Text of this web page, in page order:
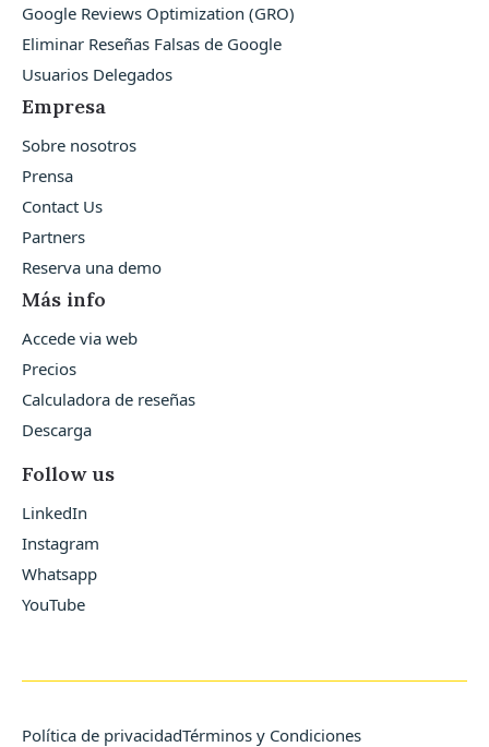
Google Reviews Optimization (GRO)
Eliminar Reseñas Falsas de Google
Usuarios Delegados
Empresa
Sobre nosotros
Prensa
Contact Us
Partners
Reserva una demo
Más info
Accede via web
Precios
Calculadora de reseñas
Descarga
Follow us
LinkedIn
Instagram
Whatsapp
YouTube
Política de privacidadTérminos y Condiciones